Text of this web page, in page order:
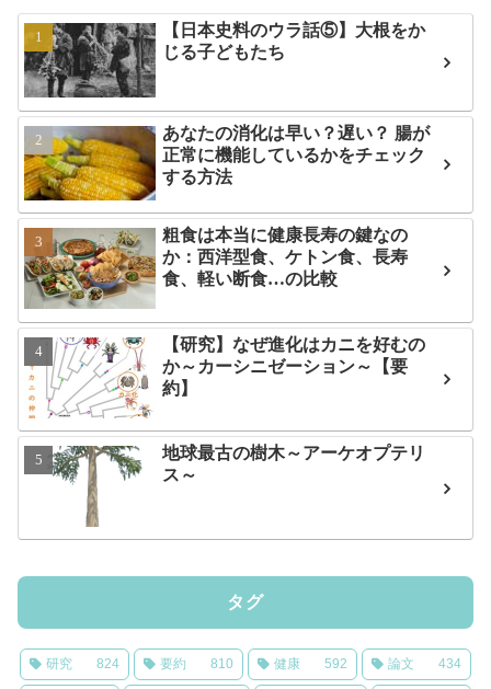
【日本史料のウラ話⑤】大根をか
じる子どもたち
あなたの消化は早い？遅い？ 腸が
正常に機能しているかをチェック
する方法
粗食は本当に健康長寿の鍵なの
か：西洋型食、ケトン食、長寿
食、軽い断食…の比較
【研究】なぜ進化はカニを好むの
か～カーシニゼーション～【要
約】
地球最古の樹木～アーケオプテリ
ス～
タグ
研究 824 要約 810 健康 592 論文 434